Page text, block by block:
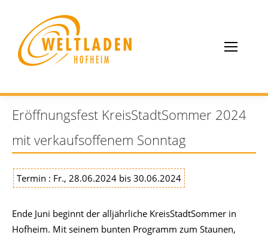
Eröffnungsfest KreisStadtSommer 2024
mit verkaufsoffenem Sonntag
Termin : Fr., 28.06.2024 bis 30.06.2024
Ende Juni beginnt der alljährliche KreisStadtSommer in
Hofheim. Mit seinem bunten Programm zum Staunen,